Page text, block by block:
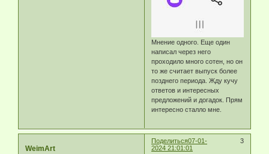
Мнение одного. Еще один
написал через него
проходило много сотен, но он
то же считает выпуск более
позднего периода. Жду кучу
ответов и интересных
предложений и догадок. Прям
интересно сталло мне.
Поделиться 3
07-01-
2024 21:01:01
WeimArt